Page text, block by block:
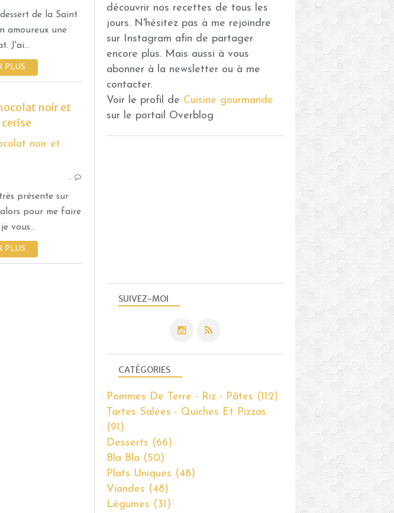
de la Saint
amoureux une
J'ai...
PLUS
noir et
…
présente sur
pour me faire
vous...
PLUS
SUIVEZ-MOI
découvrir nos recettes de tous les
jours. N'hésitez pas à me rejoindre
sur Instagram afin de partager
encore plus. Mais aussi à vous
abonner à la newsletter ou à me
contacter.
Voir le profil de Cuisine gourmande
sur le portail Overblog
CATÉGORIES
Pommes De Terre - Riz - Pâtes (112)
Tartes Salées - Quiches Et Pizzas
(91)
Desserts (66)
Bla Bla (50)
Plats Uniques (48)
Viandes (48)
Légumes (31)